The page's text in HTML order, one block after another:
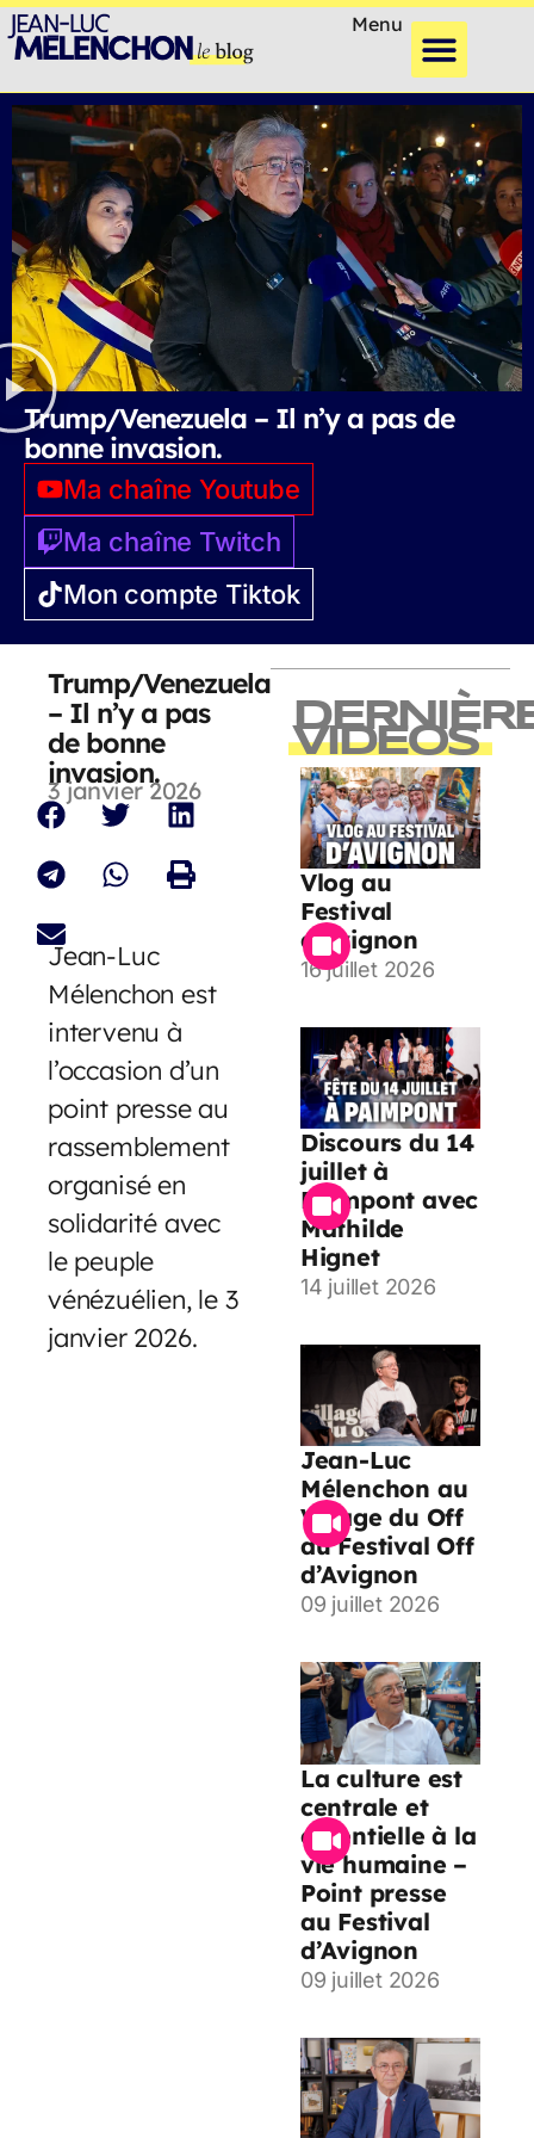
Menu
Trump/Venezuela – Il n’y a pas de
bonne invasion.
Ma chaîne Youtube
Ma chaîne Twitch
Mon compte Tiktok
Trump/Venezuela
– Il n’y a pas
de bonne
invasion.
3 janvier 2026
Jean-Luc
Mélenchon est
intervenu à
l’occasion d’un
point presse au
rassemblement
organisé en
solidarité avec
le peuple
vénézuélien, le 3
janvier 2026.
VIDEOS
Vlog au
Festival
d’Avignon
16 juillet 2026
Discours du 14
juillet à
Paimpont avec
Mathilde
Hignet
14 juillet 2026
Jean-Luc
Mélenchon au
Village du Off
du Festival Off
d’Avignon
09 juillet 2026
La culture est
centrale et
essentielle à la
vie humaine –
Point presse
au Festival
d’Avignon
09 juillet 2026